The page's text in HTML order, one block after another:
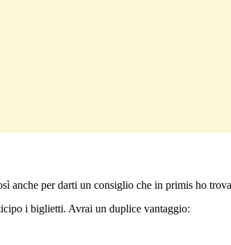
anche per darti un consiglio che in primis ho
i biglietti. Avrai un duplice vantaggio: